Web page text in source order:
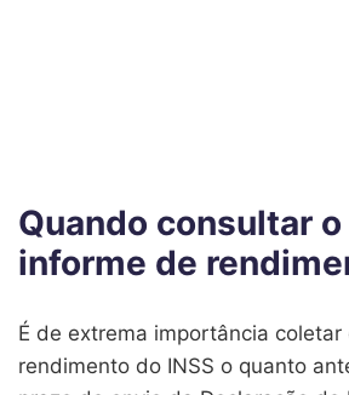
Quando consultar o
informe de
É de extrema importância coletar
rendimento do INSS o quanto